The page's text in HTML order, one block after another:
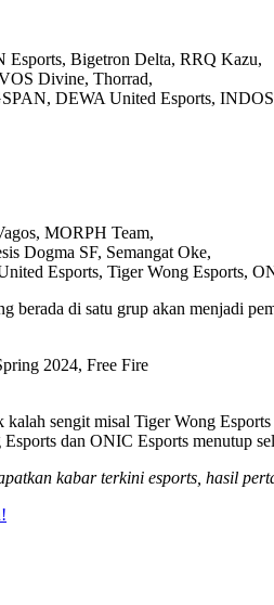
Esports, Bigetron Delta, RRQ Kazu,
Divine, Thorrad,
DEWA United Esports,
MORPH Team,
Dogma SF, Semangat Oke,
Esports, Tiger Wong Esports,
di satu grup akan menjadi
sengit misal Tiger Wong
dan ONIC Esports menutup
kabar terkini esports, hasil